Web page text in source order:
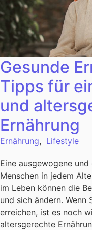
Gesunde
Tipps für
und
Ernährung
Ernährung, Lifestyle
Eine ausgewogene
Menschen in jedem
im Leben können die
und sich ändern.
erreichen, ist es noch
altersgerechte